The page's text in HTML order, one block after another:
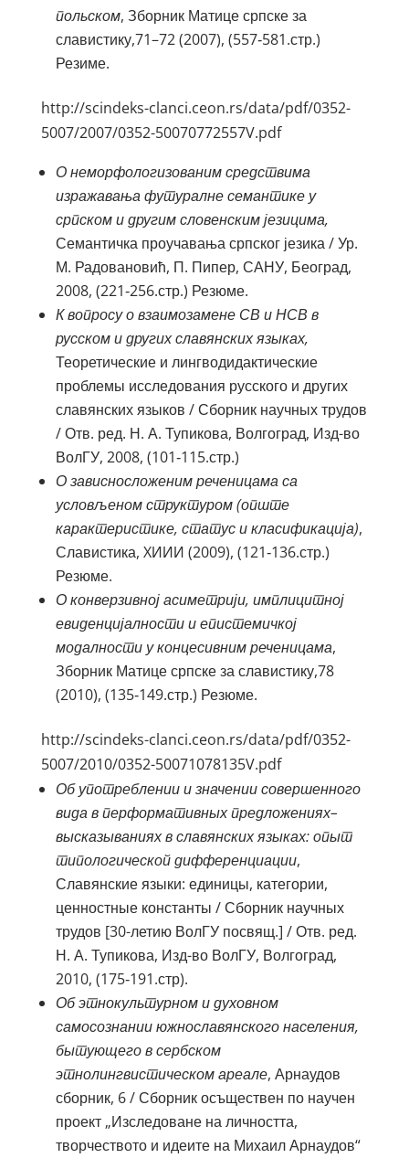
польском, Зборник Матице српске за
славистику,71–72 (2007), (557‑581.стр.)
Резиме.
http://scindeks-clanci.ceon.rs/data/pdf/0352-
5007/2007/0352-50070772557V.pdf
О неморфологизованим средствима
изражавања футуралне семантике у
српском и другим словенским језицима,
Семантичка проучавања српског језика / Ур.
М. Радовановић, П. Пипер, САНУ, Београд,
2008, (221‑256.стр.) Резюме.
К вопросу о взаимозамене СВ и НСВ в
русском и других славянских языках,
Теоретические и лингводидактические
проблемы исследования русского и других
славянских языков / Сборник научных трудов
/ Отв. ред. Н. А. Тупикова, Волгоград, Изд-во
ВолГУ, 2008, (101‑115.стр.)
О зависносложеним реченицама са
условљеном структуром (опште
карактеристике, статус и класификација),
Славистика, XИИИ (2009), (121‑136.стр.)
Резюме.
О конверзивној асиметрији, имплицитној
евиденцијалности и епистемичкој
модалности у концесивним реченицама,
Зборник Матице српске за славистику,78
(2010), (135‑149.стр.) Резюме.
http://scindeks-clanci.ceon.rs/data/pdf/0352-
5007/2010/0352-50071078135V.pdf
Об употреблении и значении совершенного
вида в перформативных предложениях–
высказываниях в славянских языках: опыт
типологической дифференциации,
Славянские языки: единицы, категории,
ценностные константы / Сборник научных
трудов [30-летию ВолГУ посвящ.] / Отв. ред.
Н. А. Тупикова, Изд-во ВолГУ, Волгоград,
2010, (175‑191.стр).
Обэтнокультурном и духовном
самосознании южнославянского населения,
бытующего в сербском
этнолингвистическом ареале, Арнаудов
сборник, 6 / Сборник осъществен по научен
проект „Изследоване на личността,
творчеството и идеите на Михаил Арнаудов“